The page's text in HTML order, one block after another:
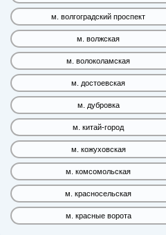
м. волгоградский проспект
м. волжская
м. волоколамская
м. достоевская
м. дубровка
м. китай-город
м. кожуховская
м. комсомольская
м. красносельская
м. красные ворота